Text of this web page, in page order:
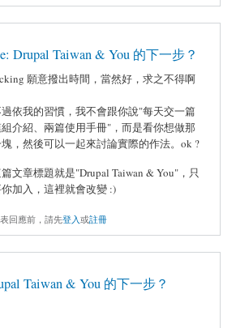
Drupal Taiwan & You 的下一步？
願意撥出時間，當然好，求之不得啊
依我的習慣，我不會跟你說"每天交一篇
介紹、兩篇使用手冊"，而是看你想做那
，然後可以一起來討論實際的作法。ok ?
文章標題就是"Drupal Taiwan & You"，只
加入，這裡就會改變 :)
回應前，請先登入或註冊
Taiwan & You 的下一步？